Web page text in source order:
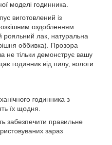
моделі годинника.
виготовлений із
оздобленням
рояльний лак, натуральна
оббивка). Прозора
не тільки демонструє вашу
годинник від пилу, вологи
годинника з
їх щодня.
забезпечити правильне
зараз